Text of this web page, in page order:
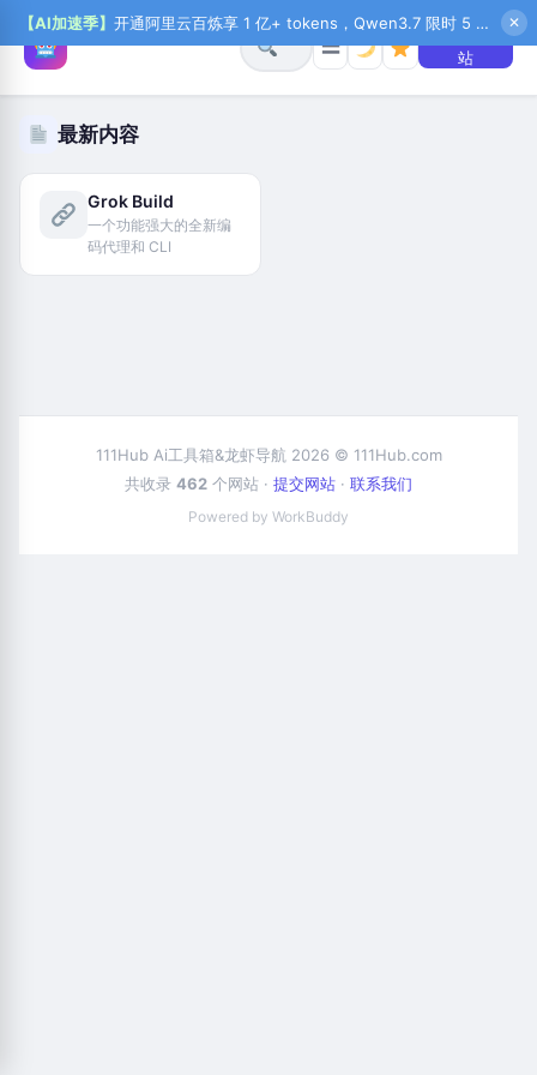
【AI加速季】 开通阿里云百炼享 1 亿+ tokens，Qwen3.7 限时 5 折起，秒悟新注送 1 万积分，加入 OPC 赢百万助力金，QoderWork CN 首月 0 元 ✕
☰
+ 提交网
站
最新内容
Grok Build
一个功能强大的全新编
码代理和 CLI
111Hub Ai工具箱&龙虾导航 2026 © 111Hub.com
共收录 462 个网站 · 提交网站 · 联系我们
Powered by WorkBuddy